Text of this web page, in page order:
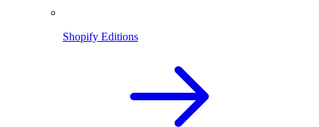
Shopify Editions